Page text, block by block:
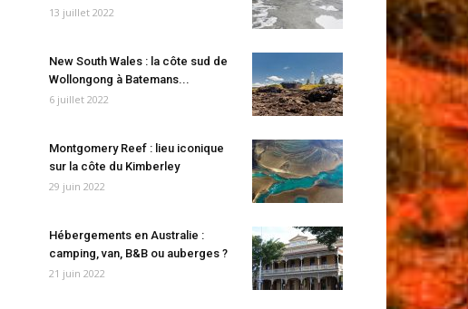
13 juillet 2022
New South Wales : la côte sud de
Wollongong à Batemans...
6 juillet 2022
Montgomery Reef : lieu iconique
sur la côte du Kimberley
29 juin 2022
Hébergements en Australie :
camping, van, B&B ou auberges ?
21 juin 2022